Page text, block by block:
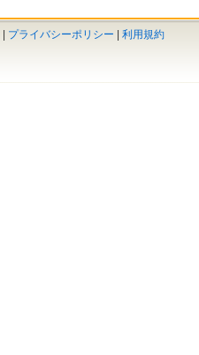
プライバシーポリシー 利用規約